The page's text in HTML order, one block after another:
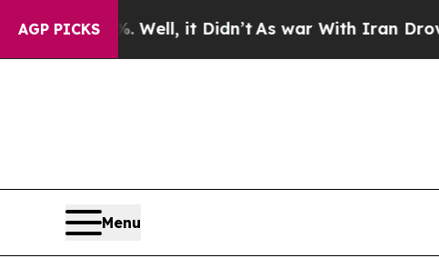
AGP PICKS
40%. Well, it Didn’tAs war With Iran Drove oil
Menu